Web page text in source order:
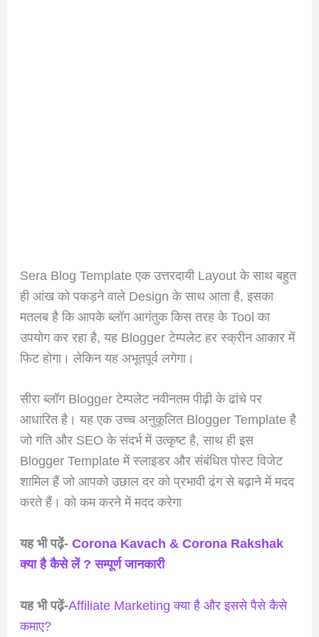
Sera Blog Template एक उत्तरदायी Layout के साथ बहुत
ही आंख को पकड़ने वाले Design के साथ आता है, इसका
मतलब है कि आपके ब्लॉग आगंतुक किस तरह के Tool का
उपयोग कर रहा है, यह Blogger टेम्पलेट हर स्क्रीन आकार में
फिट होगा। लेकिन यह अभूतपूर्व लगेगा।
सीरा ब्लॉग Blogger टेम्पलेट नवीनतम पीढ़ी के ढांचे पर
आधारित है। यह एक उच्च अनुकूलित Blogger Template है
जो गति और SEO के संदर्भ में उत्कृष्ट है, साथ ही इस
Blogger Template में स्लाइडर और संबंधित पोस्ट विजेट
शामिल हैं जो आपको उछाल दर को प्रभावी ढंग से बढ़ाने में मदद
करते हैं। को कम करने में मदद करेगा
यह भी पढ़ें- Corona Kavach & Corona Rakshak
क्या है कैसे लें ? सम्पूर्ण जानकारी
यह भी पढ़ें-Affiliate Marketing क्या है और इससे पैसे कैसे
कमाए?